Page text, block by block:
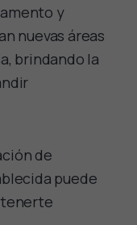
y
nuevas áreas
brindando la
de
puede